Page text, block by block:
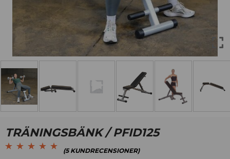
TRÄNINGSBÄNK / PFID125
(5KUNDRECENSIONER)